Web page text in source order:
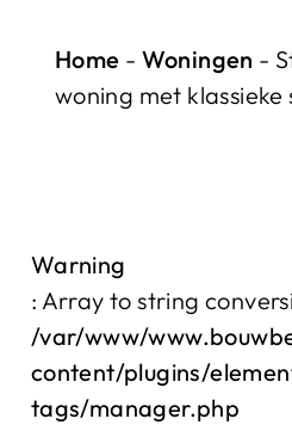
Home - Woningen -
woning met klassieke
Warning
: Array to string
/var/www/
content/plugins/
tags/manager.php